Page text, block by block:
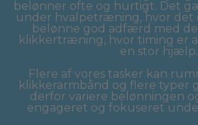
belønner ofte og hurtigt. Det
under hvalpetræning, hvor det
belønne god adfærd med
klikkertræning, hvor timing er
en stor hjælp.
Flere af vores tasker kan
klikkerarmbånd og flere typer
derfor variere belønningen
engageret og fokuseret